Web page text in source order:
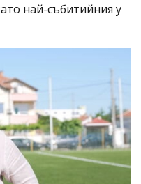
най-събитийния у